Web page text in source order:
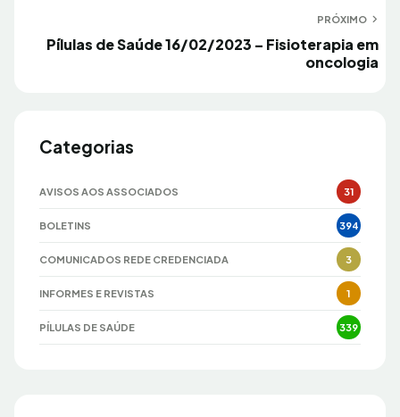
PRÓXIMO
Próximo
Pílulas de Saúde 16/02/2023 – Fisioterapia em
oncologia
Categorias
AVISOS AOS ASSOCIADOS 31
BOLETINS 394
COMUNICADOS REDE CREDENCIADA 3
INFORMES E REVISTAS 1
PÍLULAS DE SAÚDE 339